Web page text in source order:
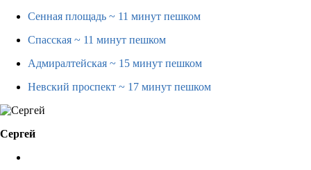
Сенная площадь ~ 11 минут пешком
Спасская ~ 11 минут пешком
Адмиралтейская ~ 15 минут пешком
Невский проспект ~ 17 минут пешком
Сергей